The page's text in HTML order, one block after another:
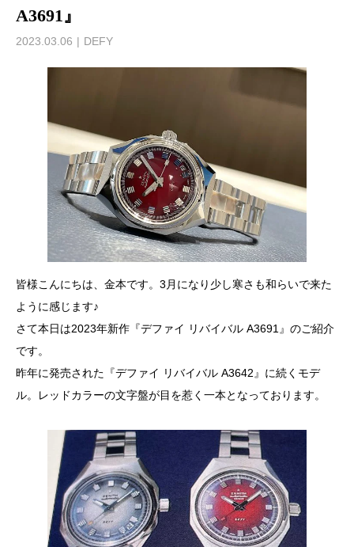
A3691』
2023.03.06 DEFY
皆様こんにちは、金本です。3月になり少し寒さも和らいで来た
ように感じます♪
さて本日は2023年新作『デファイ リバイバル A3691』のご紹介
です。
昨年に発売された『デファイ リバイバル A3642』に続くモデ
ル。レッドカラーの文字盤が目を惹く一本となっております。